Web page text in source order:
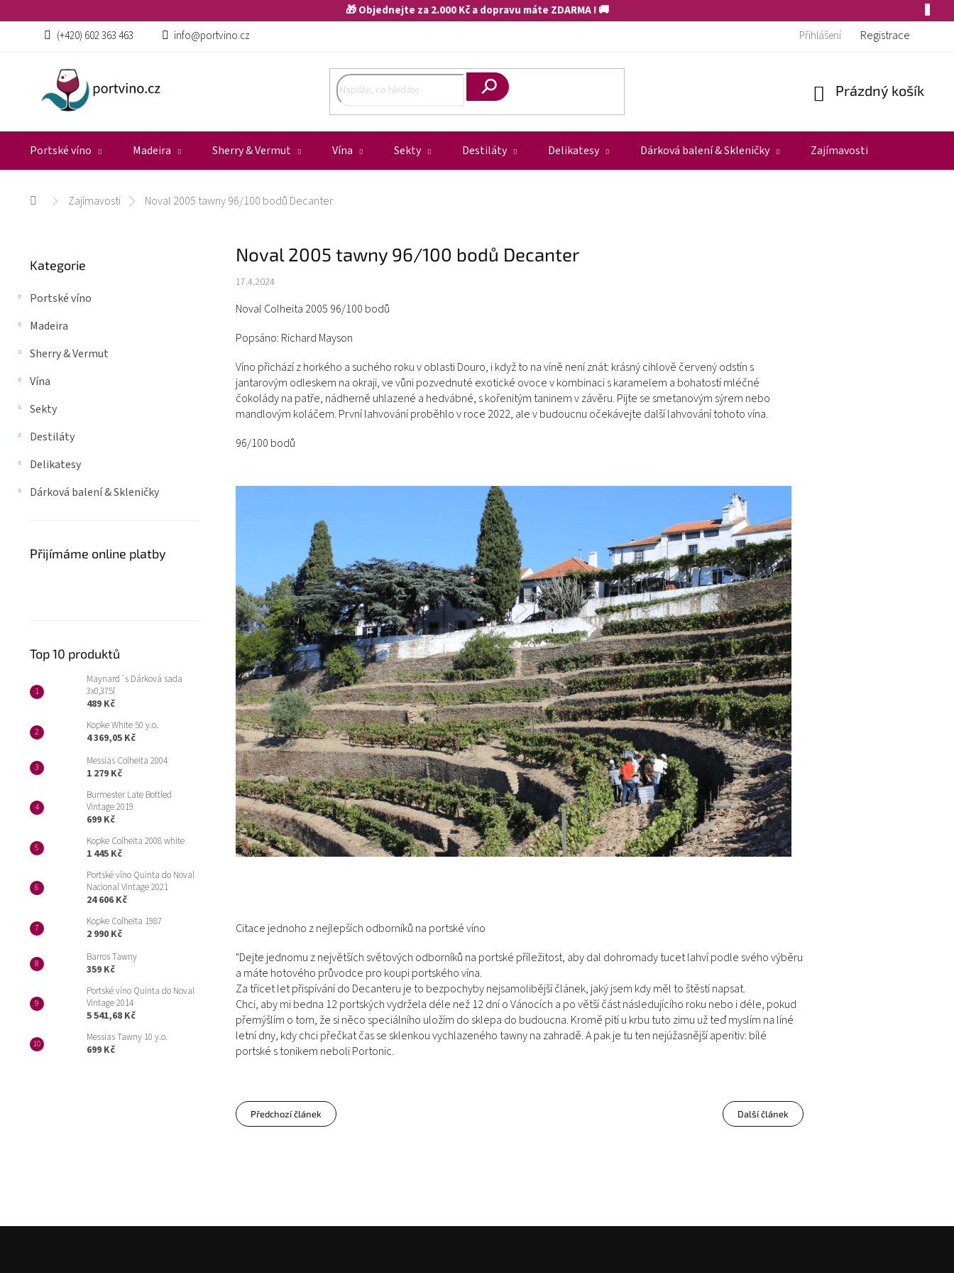
na
🎁 Objednejte za 2.000 Kč a dopravu máte ZDARMA ! 🚚
(+420) 602 363 463
info@portvino.cz Přihlášení Registrace
Nákupní
Prázdný košík
Portské víno Madeira Sherry & Vermut Vína Sekty Destiláty Delikatesy Dárková balení & Skleničky Zajímavosti
DomůZajímavosti Noval 2005 tawny 96/100 bodů Decanter
s
r
a
n
n
p
n
l
kategorie
Kategorie
Portské víno
Madeira
Sherry & Vermut
Vína
Sekty
Destiláty
Delikatesy
Dárková balení & Skleničky
Přijímáme online platby
Top 10 produktů
Maynard´s Dárková sada
3x0,375l
489 Kč
Kopke White 50 y.o.
4 369,05 Kč
Messias Colheita 2004
1 279 Kč
Burmester Late Bottled
Vintage 2019
699 Kč
Kopke Colheita 2008 white
1 445 Kč
Portské víno Quinta do Noval
Nacional Vintage 2021
24 606 Kč
Kopke Colheita 1987
2 990 Kč
Barros Tawny
359 Kč
Portské víno Quinta do Noval
Vintage 2014
5 541,68 Kč
Messias Tawny 10 y.o.
699 Kč
Noval 2005 tawny 96/100 bodů Decanter
17.4.2024
Noval Colheita 2005 96/100 bodů
Popsáno: Richard Mayson
Víno přichází z horkého a suchého roku v oblasti Douro, i když to na víně není znát: krásný cihlově červený odstín s
jantarovým odleskem na okraji, ve vůni pozvednuté exotické ovoce v kombinaci s karamelem a bohatostí mléčné
čokolády na patře, nádherně uhlazené a hedvábné, s kořenitým taninem v závěru. Pijte se smetanovým sýrem nebo
mandlovým koláčem. První lahvování proběhlo v roce 2022, ale v budoucnu očekávejte další lahvování tohoto vína.
96/100 bodů
Citace jednoho z nejlepších odborníků na portské víno
"Dejte jednomu z největších světových odborníků na portské příležitost, aby dal dohromady tucet lahví podle svého výběru
a máte hotového průvodce pro koupi portského vína.
Za třicet let přispívání do Decanteru je to bezpochyby nejsamolibější článek, jaký jsem kdy měl to štěstí napsat.
Chci, aby mi bedna 12 portských vydržela déle než 12 dní o Vánocích a po větší část následujícího roku nebo i déle, pokud
přemýšlím o tom, že si něco speciálního uložím do sklepa do budoucna. Kromě pití u krbu tuto zimu už teď myslím na líné
letní dny, kdy chci přečkat čas se sklenkou vychlazeného tawny na zahradě. A pak je tu ten nejúžasnější aperitiv: bílé
portské s tonikem neboli Portonic.
Předchozí článek Další článek